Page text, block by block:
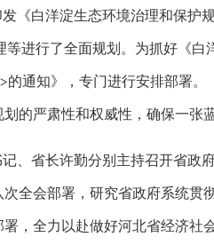
白洋淀生态环境治理和保护
进行了全面规划。为抓好《
通知》，专门进行安排部署
的严肃性和权威性，确保一张
省长许勤分别主持召开省政
全会部署，研究省政府系统贯
，全力以赴做好河北省经济社